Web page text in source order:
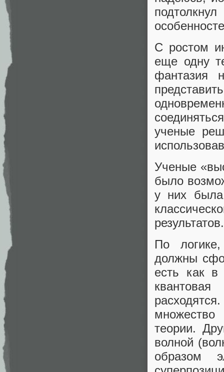
С ростом
еще одну
фантазия
ученые
Ученые
было
у них
результатов.
По
должны
есть как в
теории.
волной
образом